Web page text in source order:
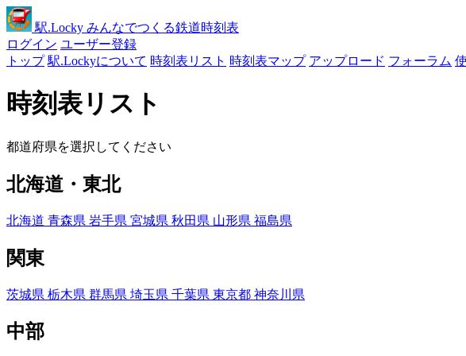
駅.Locky みんなでつくる鉄道時刻表
ログイン ユーザー登録
トップ 駅.Lockyについて 時刻表リスト 時刻表マップ アップロード フォーラム
時刻表リスト
都道府県を選択してください
北海道・東北
北海道 青森県 岩手県 宮城県 秋田県 山形県 福島県
関東
茨城県 栃木県 群馬県 埼玉県 千葉県 東京都 神奈川県
中部